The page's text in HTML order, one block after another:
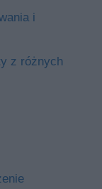
i
z różnych